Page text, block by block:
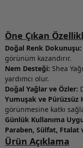
Öne Çıkan
Doğal Renk Dokunuşu:
görünüm kazandırır.
Nem Desteği: Shea
yardımcı olur.
Doğal Yağlar ve Özler:
Yumuşak ve Pürüzsüz
görünmesine katkı
Günlük Kullanıma
Paraben, Sülfat,
Ürün Açıklama